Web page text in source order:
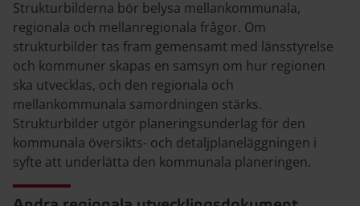
Strukturbilderna bör belysa mellankommunala,
regionala och mellanregionala frågor. Om
strukturbilder tas fram gemensamt med länsstyrelse
och kommuner skapas en samsyn om hur regionen
ska utvecklas, och den regionala och
mellankommunala samordningen stärks.
Strukturbilder utgör planeringsunderlag för den
kommunala översikts- och detaljplaneläggningen i
syfte att underlätta den kommunala planeringen.